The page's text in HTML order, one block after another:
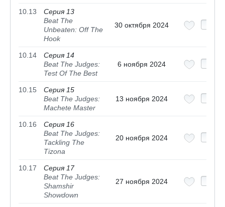
10.13
Серия 13
Beat The
Unbeaten: Off The
Hook
30 октября 2024
10.14
Серия 14
Beat The Judges:
Test Of The Best
6 ноября 2024
10.15
Серия 15
Beat The Judges:
Machete Master
13 ноября 2024
10.16
Серия 16
Beat The Judges:
Tackling The
Tizona
20 ноября 2024
10.17
Серия 17
Beat The Judges:
Shamshir
Showdown
27 ноября 2024